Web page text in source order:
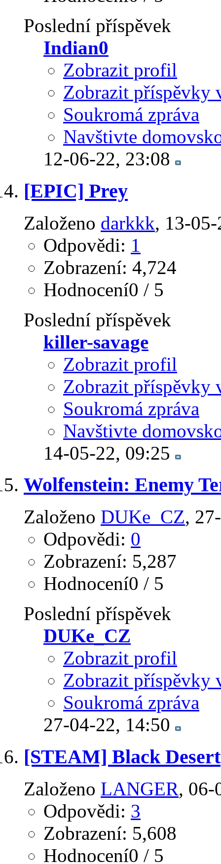
Poslední příspěvek
Indian0
Zobrazit profil
Zobrazit příspěvky
Soukromá zpráva
Navštivte
12-06-22, 23:08
[EPIC] Prey
Založeno darkkk‎, 13-
Odpovědi: 1
Zobrazení: 4,724
Hodnocení0 / 5
Poslední příspěvek
killer-savage
Zobrazit profil
Zobrazit příspěvky
Soukromá zpráva
Navštivte
14-05-22, 09:25
Wolfenstein: Enemy
Založeno DUKe_CZ‎,
Odpovědi: 0
Zobrazení: 5,287
Hodnocení0 / 5
Poslední příspěvek
DUKe_CZ
Zobrazit profil
Zobrazit příspěvky
Soukromá zpráva
27-04-22, 14:50
[STEAM] Black Desert
Založeno LANGER‎, 06-
Odpovědi: 3
Zobrazení: 5,608
Hodnocení0 / 5